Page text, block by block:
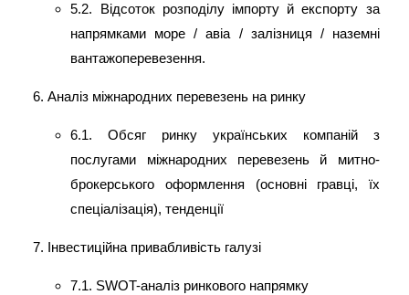
5.2. Відсоток розподілу імпорту й експорту за
напрямками море / авіа / залізниця / наземні
вантажоперевезення.
Аналіз міжнародних перевезень на ринку
6.1. Обсяг ринку українських компаній з
послугами міжнародних перевезень й митно-
брокерського оформлення (основні гравці, їх
спеціалізація), тенденції
Інвестиційна привабливість галузі
7.1. SWOT-аналіз ринкового напрямку